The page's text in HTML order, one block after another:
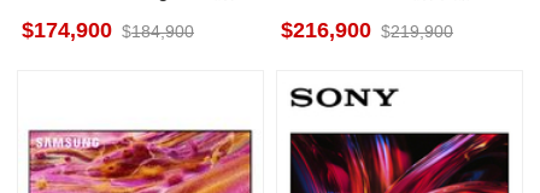
器 馬來西亞製
174,900 184,900 216,900 219,900